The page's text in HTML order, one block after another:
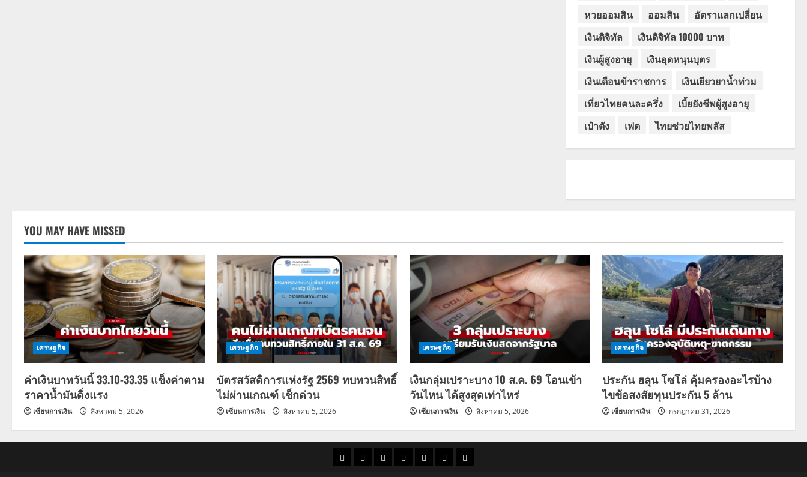
หวยออมสิน
ออมสิน
อัตราแลกเปลี่ยน
เงินดิจิทัล
เงินดิจิทัล 10000 บาท
เงินผู้สูงอายุ
เงินอุดหนุนบุตร
เงินเดือนข้าราชการ
เงินเยียวยาน้ำท่วม
เที่ยวไทยคนละครึ่ง
เบี้ยยังชีพผู้สูงอายุ
เป๋าตัง
เฟด ไทยช่วยไทยพลัส
YOU MAY HAVE MISSED
เศรษฐกิจ
ค่าเงินบาทวันนี้ 33.10-33.35 แข็งค่าตาม
ราคาน้ำมันดิ่งแรง
เซียนการเงิน สิงหาคม 5, 2026
เศรษฐกิจ
บัตรสวัสดิการแห่งรัฐ 2569 ทบทวนสิทธิ์
ไม่ผ่านเกณฑ์ เช็กด่วน
เซียนการเงิน สิงหาคม 5, 2026
เศรษฐกิจ
เงินกลุ่มเปราะบาง 10 ส.ค. 69 โอนเข้า
วันไหน ได้สูงสุดเท่าไหร่
เซียนการเงิน สิงหาคม 5, 2026
เศรษฐกิจ
ประกัน ฮลุน โซโล่ คุ้มครองอะไรบ้าง
ไขข้อสงสัยทุนประกัน 5 ล้าน
เซียนการเงิน กรกฎาคม 31, 2026
ราคาแนว
ข่าว
ข่าว
ดูด
ที่
ผู้ชาย